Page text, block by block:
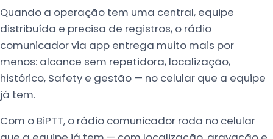
Quando a operação tem uma central, equipe
distribuída e precisa de registros, o rádio
comunicador via app entrega muito mais por
menos: alcance sem repetidora, localização,
histórico, Safety e gestão — no celular que a equipe
já tem.
Com o BiPTT, o rádio comunicador roda no celular